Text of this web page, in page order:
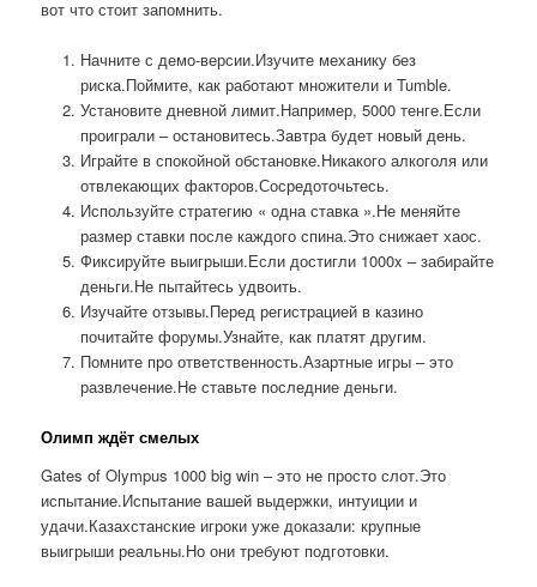
вот что стоит запомнить.
Начните с демо-версии.Изучите механику без
риска.Поймите, как работают множители и Tumble.
Установите дневной лимит.Например, 5000 тенге.Если
проиграли – остановитесь.Завтра будет новый день.
Играйте в спокойной обстановке.Никакого алкоголя или
отвлекающих факторов.Сосредоточьтесь.
Используйте стратегию « одна ставка ».Не меняйте
размер ставки после каждого спина.Это снижает хаос.
Фиксируйте выигрыши.Если достигли 1000x – забирайте
деньги.Не пытайтесь удвоить.
Изучайте отзывы.Перед регистрацией в казино
почитайте форумы.Узнайте, как платят другим.
Помните про ответственность.Азартные игры – это
развлечение.Не ставьте последние деньги.
Олимп ждёт смелых
Gates of Olympus 1000 big win – это не просто слот.Это
испытание.Испытание вашей выдержки, интуиции и
удачи.Казахстанские игроки уже доказали: крупные
выигрыши реальны.Но они требуют подготовки.